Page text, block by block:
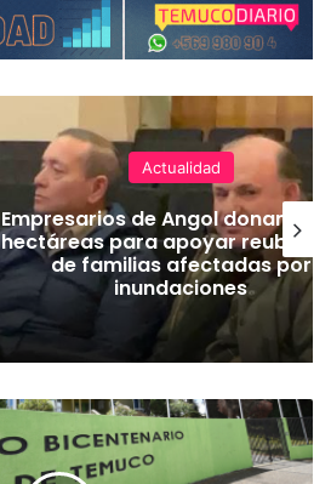
Actualidad
Empresarios de Angol donan
hectáreas para apoyar
de familias afectadas por
inundaciones